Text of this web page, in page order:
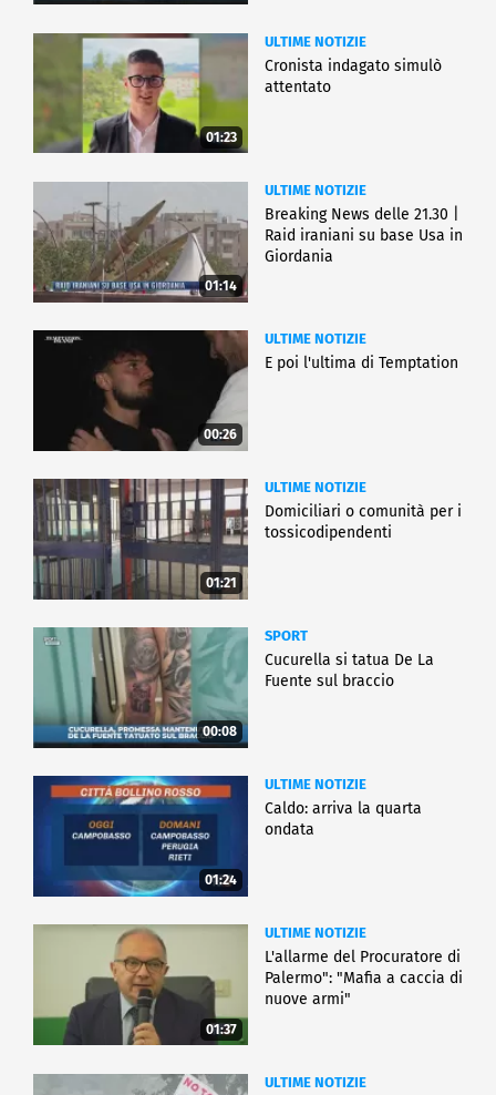
01:23
ULTIME NOTIZIE
Cronista indagato simulò
attentato
01:14
ULTIME NOTIZIE
Breaking News delle 21.30 |
Raid iraniani su base Usa in
Giordania
00:26
ULTIME NOTIZIE
E poi l'ultima di Temptation
01:21
ULTIME NOTIZIE
Domiciliari o comunità per i
tossicodipendenti
00:08
SPORT
Cucurella si tatua De La
Fuente sul braccio
01:24
ULTIME NOTIZIE
Caldo: arriva la quarta
ondata
01:37
ULTIME NOTIZIE
L'allarme del Procuratore di
Palermo": "Mafia a caccia di
nuove armi"
ULTIME NOTIZIE